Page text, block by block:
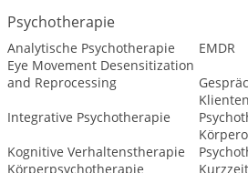
Psychotherapie
Analytische Psychotherapie
EMDR
Eye Movement Desensitization
and Reprocessing
Integrative Psychotherapie
Kognitive Verhaltenstherapie
Körperpsychotherapie